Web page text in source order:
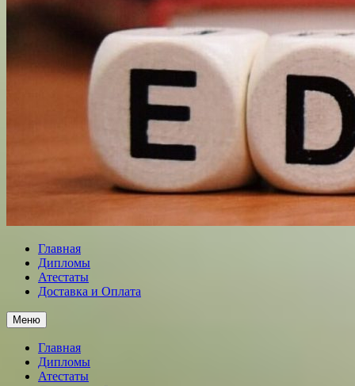
Главная
Дипломы
Атестаты
Доставка и Оплата
Меню
Главная
Дипломы
Атестаты